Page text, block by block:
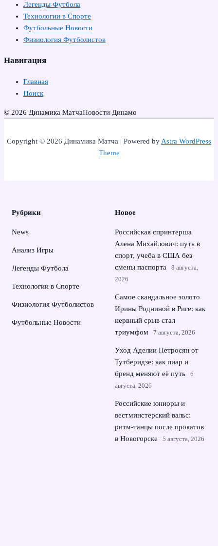
Легенды Футбола
Технологии в Спорте
Футбольные Новости
Физиология Футболистов
Навигация
Главная
Поиск
© 2026 Динамика МатчаНовости Динамо
Copyright © 2026 Динамика Матча | Powered byAstra WordPress
Theme
Рубрики
News
Анализ Игры
Легенды Футбола
Технологии в Спорте
Физиология Футболистов
Футбольные Новости
Новое
Российская спринтерша
Алена Михайлович: путь в
спорт, учеба в США без
смены паспорта
8 августа,
2026
Самое скандальное золото
Ирины Родниной в Риге: как
нервный срыв стал
триумфом
7 августа, 2026
Уход Аделии Петросян от
Тутберидзе: как пиар и
бренд меняют её путь
6
августа, 2026
Российские юниоры и
вестминстерский вальс:
ритм-танцы после прокатов
в Новогорске
5 августа, 2026